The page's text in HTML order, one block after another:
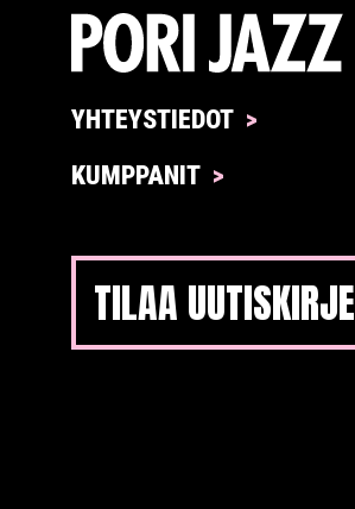
YHTEYSTIEDOT
KUMPPANIT
TILAA UUTISKIRJE